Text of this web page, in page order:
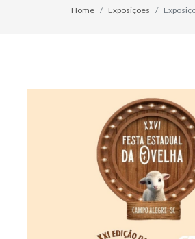
Home Exposições